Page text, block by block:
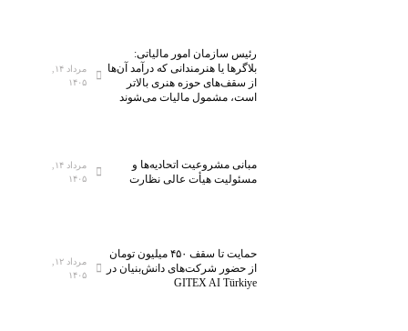
رئیس سازمان امور مالیاتی:
بلاگر‌ها یا هنرمندانی که درآمد آن‌ها
از سقف‌های حوزه هنری بالاتر
است، مشمول مالیات می‌شوند
۱۴۰۵
مبانی مشروعیت اتحادیه‌ها و
مسئولیت هیأت عالی نظارت
۱۴۰۵
حمایت تا سقف ۴۵۰ میلیون تومان
از حضور شرکت‌های دانش‌بنیان در
GITEX AI Türkiye
۱۴۰۵